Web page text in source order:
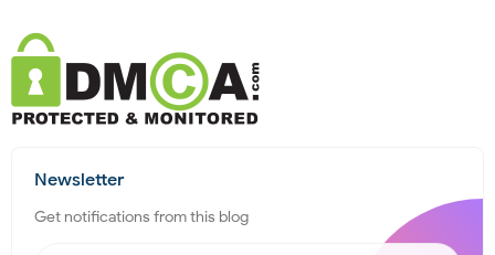
Newsletter
Get notifications from this blog